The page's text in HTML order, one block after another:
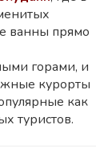
ванны прямо
горами, и
курорты
как
туристов.